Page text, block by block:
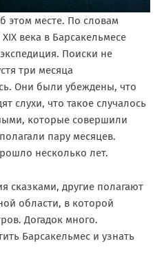
этом месте. По словам
века в Барсакельмесе
Поиски не
три месяца
Они были убеждены, что
слухи, что такое случалось
которые совершили
пару месяцев.
несколько лет.
сказками, другие полагают
области, в которой
Догадок много.
Барсакельмес и узнать